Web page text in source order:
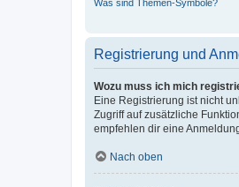
Was sind Themen-Symbole?
Registrierung und
Wozu muss ich mich
Eine Registrierung ist nicht
Zugriff auf zusätzliche
empfehlen dir eine
Nach oben